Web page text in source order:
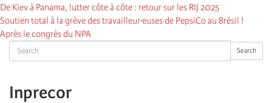
Search Search
Inprecor
De Kiev à Panama, lutter côte à côte : retour sur les RIJ 2025
Soutien total à la grève des travailleur·euses de PepsiCo au Brésil !
Après le congrès du NPA